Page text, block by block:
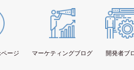
ページ マーケティングブログ 開発者ブ